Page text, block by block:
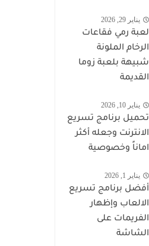
يناير 29, 2026
لعبة رمي فقاعات
الرخام الملونة
شبيهة بلعبة زوما
القديمة
يناير 10, 2026
تحميل برنامج تسريع
الانترنت وجعله أكثر
اماناً وخصوصية
يناير 1, 2026
أفضل برنامج تسريع
الالعاب وإظهار
الفريمات على
الشاشة